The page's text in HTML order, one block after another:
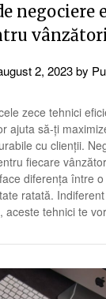
negociere
2, 2023by
zece tehnici
ajuta să-ți
cu clienții.
fiecare
diferența între
ratată.
aceste tehnici te